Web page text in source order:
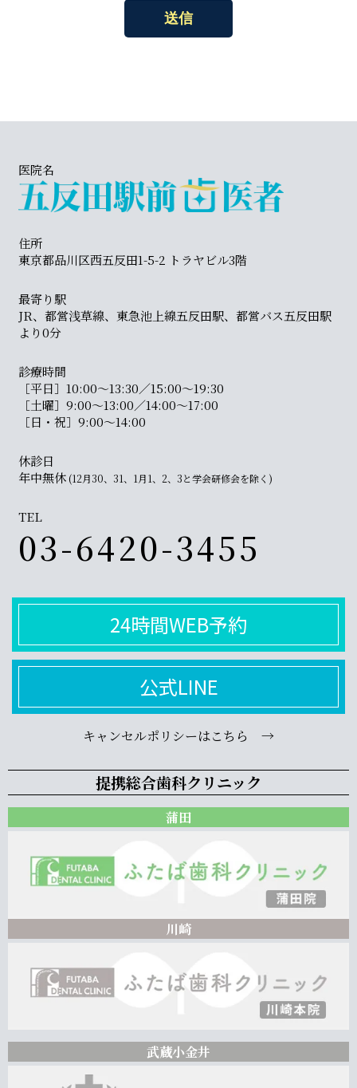
医院名
住所
東京都品川区西五反田1-5-2 トラヤビル3階
最寄り駅
JR、都営浅草線、東急池上線五反田駅、都営バス五反田駅
より0分
診療時間
［平日］10:00〜13:30／15:00〜19:30
［土曜］9:00〜13:00／14:00〜17:00
［日・祝］9:00〜14:00
休診日
年中無休 (12月30、31、1月1、2、3と学会研修会を除く)
TEL
03-6420-3455
24時間WEB予約
公式LINE
キャンセルポリシーはこちら →
提携総合歯科クリニック
蒲田
川崎
武蔵小金井